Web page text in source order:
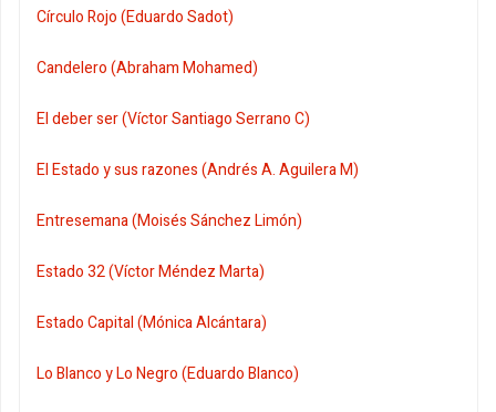
Círculo Rojo (Eduardo Sadot)
Candelero (Abraham Mohamed)
El deber ser (Víctor Santiago Serrano C)
El Estado y sus razones (Andrés A. Aguilera M)
Entresemana (Moisés Sánchez Limón)
Estado 32 (Víctor Méndez Marta)
Estado Capital (Mónica Alcántara)
Lo Blanco y Lo Negro (Eduardo Blanco)